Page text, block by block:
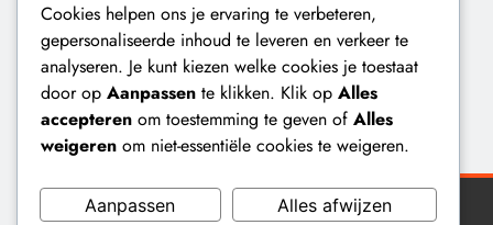
Cookies helpen ons je ervaring te verbeteren,
gepersonaliseerde inhoud te leveren en verkeer te
analyseren. Je kunt kiezen welke cookies je toestaat
door op Aanpassen te klikken. Klik op Alles
accepteren om toestemming te geven of Alles
weigeren om niet-essentiële cookies te weigeren.
Aanpassen Alles afwijzen